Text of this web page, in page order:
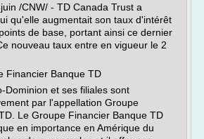
/CNW/ - TD Canada Trust a
qu'elle augmentait son taux d'intérêt
de base, portant ainsi ce dernier
nouveau taux entre en vigueur le 2
Financier Banque TD
Dominion et ses filiales sont
par l'appellation Groupe
Le Groupe Financier Banque TD
en importance en Amérique du